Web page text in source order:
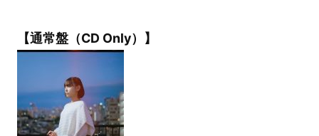
【通常盤（CD Only）】